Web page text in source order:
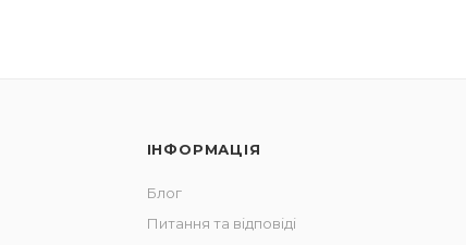
ІНФОРМАЦІЯ
Блог
Питання та відповіді